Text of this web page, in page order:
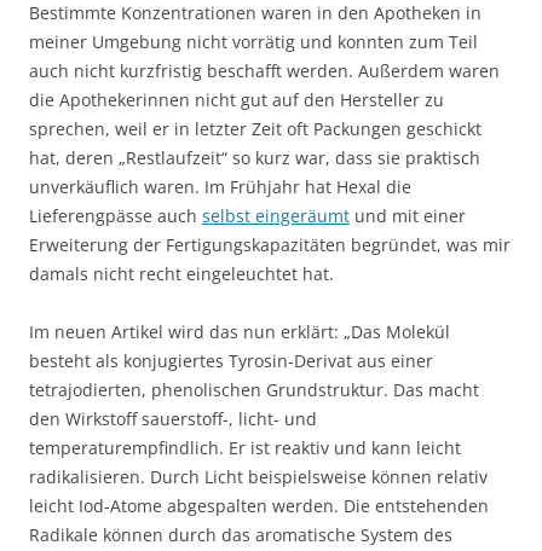
Bestimmte Konzentrationen waren in den Apotheken in
meiner Umgebung nicht vorrätig und konnten zum Teil
auch nicht kurzfristig beschafft werden. Außerdem waren
die Apothekerinnen nicht gut auf den Hersteller zu
sprechen, weil er in letzter Zeit oft Packungen geschickt
hat, deren „Restlaufzeit“ so kurz war, dass sie praktisch
unverkäuflich waren. Im Frühjahr hat Hexal die
Lieferengpässe auch selbst eingeräumt und mit einer
Erweiterung der Fertigungskapazitäten begründet, was mir
damals nicht recht eingeleuchtet hat.
Im neuen Artikel wird das nun erklärt: „Das Molekül
besteht als konjugiertes Tyrosin-Derivat aus einer
tetrajodierten, phenolischen Grundstruktur. Das macht
den Wirkstoff sauerstoff-, licht- und
temperaturempfindlich. Er ist reaktiv und kann leicht
radikalisieren. Durch Licht beispielsweise können relativ
leicht Iod-Atome abgespalten werden. Die entstehenden
Radikale können durch das aromatische System des